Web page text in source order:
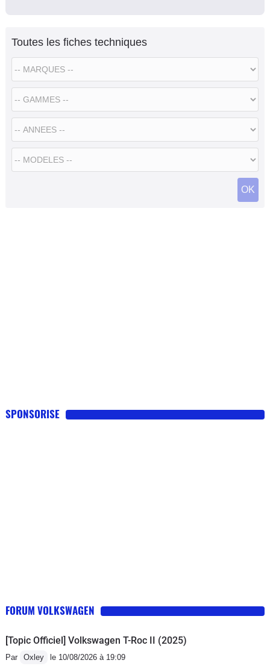
Toutes les fiches techniques
SPONSORISE
FORUM VOLKSWAGEN
[Topic Officiel] Volkswagen T-Roc II (2025)
Par Oxley le 10/08/2026 à 19:09